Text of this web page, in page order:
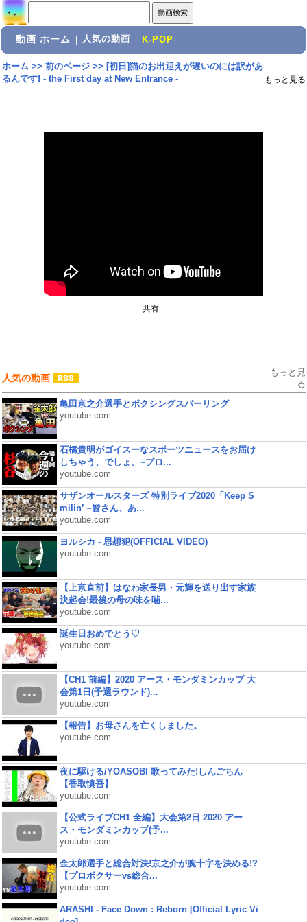
動画 ホーム 人気の動画 K-POP
ホーム>> 前のページ>> [初日]猫のお出迎えが遅いのには訳があ
るんです! - the First day at New Entrance -
もっと見る
共有:
人気の動画
もっと見
る
亀田京之介選手とボクシングスパーリング
youtube.com
石橋貴明がゴイスーなスポーツニュースをお届け
しちゃう、でしょ。~プロ...
youtube.com
サザンオールスターズ 特別ライブ2020「Keep S
milin’ ~皆さん、あ...
youtube.com
ヨルシカ - 思想犯(OFFICIAL VIDEO)
youtube.com
【上京直前】はなわ家長男・元輝を送り出す家族
決起会!最後の母の味を噛...
youtube.com
誕生日おめでとう♡
youtube.com
【CH1 前編】2020 アース・モンダミンカップ 大
会第1日(予選ラウンド)...
youtube.com
【報告】お母さんを亡くしました。
youtube.com
夜に駆ける/YOASOBI 歌ってみた!しんごちん
【香取慎吾】
youtube.com
【公式ライブCH1 全編】大会第2日 2020 アー
ス・モンダミンカップ(予...
youtube.com
金太郎選手と総合対決!京之介が腕十字を決める!?
【プロボクサーvs総合...
youtube.com
ARASHI - Face Down : Reborn [Official Lyric Vi